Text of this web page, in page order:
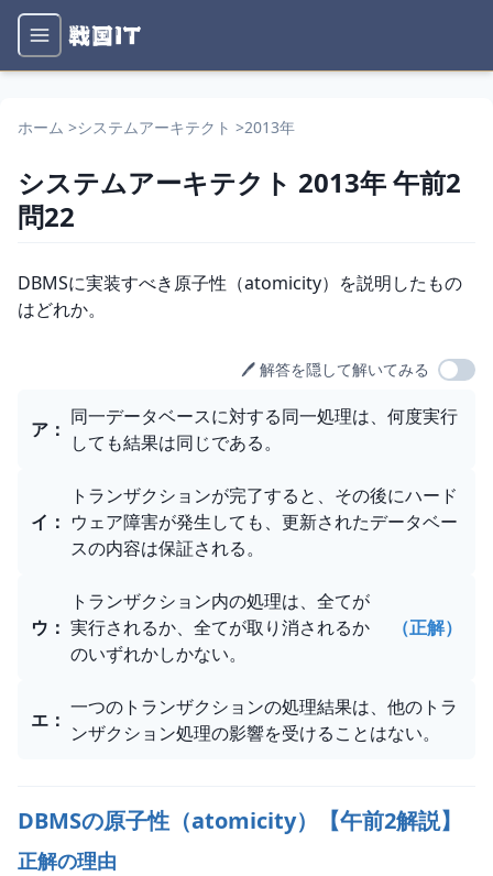
ホーム >システムアーキテクト >2013年
システムアーキテクト 2013年午前2
問22
問題文
DBMSに実装すべき原子性（atomicity）を説明したもの
はどれか。
🖊️ 解答を隠して解いてみる
選択肢
ア ：
同一データベースに対する同一処理は、何度実行
しても結果は同じである。
イ ：
トランザクションが完了すると、その後にハード
ウェア障害が発生しても、更新されたデータベー
スの内容は保証される。
ウ ：
トランザクション内の処理は、全てが
実行されるか、全てが取り消されるか
のいずれかしかない。
（正解）
エ ：
一つのトランザクションの処理結果は、他のトラ
ンザクション処理の影響を受けることはない。
DBMSの原子性（atomicity）【午前2解説】
正解の理由